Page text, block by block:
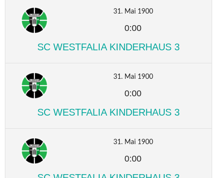
31. Mai 1900
0:00
SC WESTFALIA KINDERHAUS 3
31. Mai 1900
0:00
SC WESTFALIA KINDERHAUS 3
31. Mai 1900
0:00